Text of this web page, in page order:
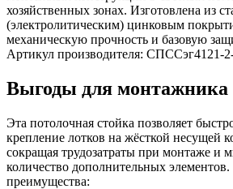
хозяйственных зонах. Изготовлена из
(электролитическим) цинковым
механическую прочность и базовую
Артикул производителя: СПССэг4121-
Выгоды для монтажника
Эта потолочная стойка позволяет
крепление лотков на жёсткой несущей
сокращая трудозатраты при монтаже и
количество дополнительных
преимущества: